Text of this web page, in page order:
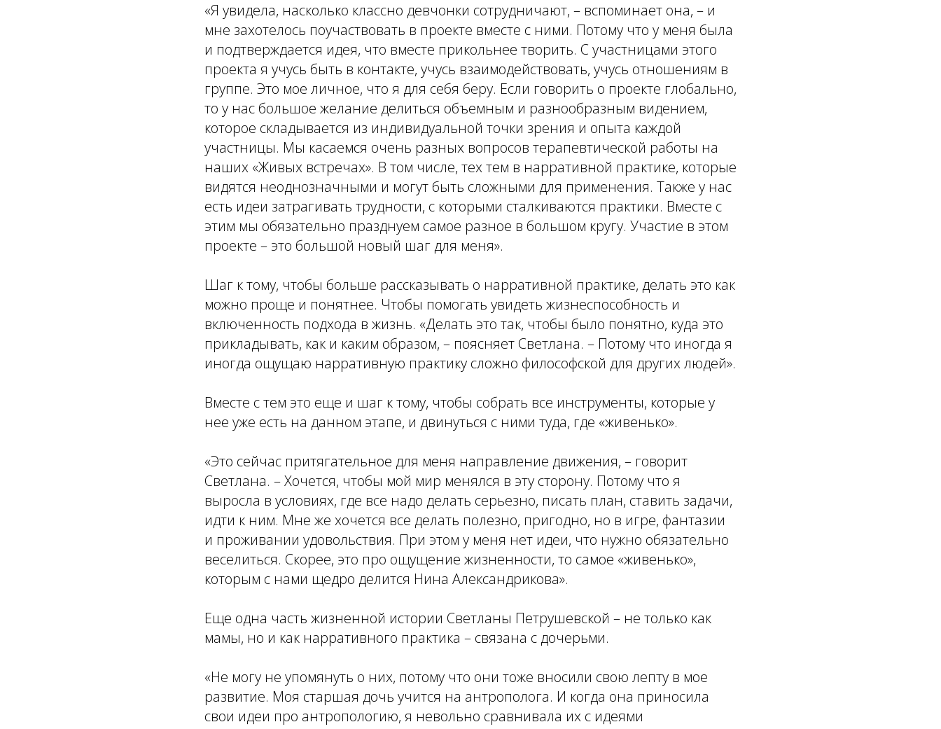
«Я увидела, насколько классно девчонки сотрудничают, – вспоминает она, – и
мне захотелось поучаствовать в проекте вместе с ними. Потому что у меня была
и подтверждается идея, что вместе прикольнее творить. С участницами этого
проекта я учусь быть в контакте, учусь взаимодействовать, учусь отношениям в
группе. Это мое личное, что я для себя беру. Если говорить о проекте глобально,
то у нас большое желание делиться объемным и разнообразным видением,
которое складывается из индивидуальной точки зрения и опыта каждой
участницы. Мы касаемся очень разных вопросов терапевтической работы на
наших «Живых встречах». В том числе, тех тем в нарративной практике, которые
видятся неоднозначными и могут быть сложными для применения. Также у нас
есть идеи затрагивать трудности, с которыми сталкиваются практики. Вместе с
этим мы обязательно празднуем самое разное в большом кругу. Участие в этом
проекте – это большой новый шаг для меня».
Шаг к тому, чтобы больше рассказывать о нарративной практике, делать это как
можно проще и понятнее. Чтобы помогать увидеть жизнеспособность и
включенность подхода в жизнь. «Делать это так, чтобы было понятно, куда это
прикладывать, как и каким образом, – поясняет Светлана. – Потому что иногда я
иногда ощущаю нарративную практику сложно философской для других людей».
Вместе с тем это еще и шаг к тому, чтобы собрать все инструменты, которые у
нее уже есть на данном этапе, и двинуться с ними туда, где «живенько».
«Это сейчас притягательное для меня направление движения, – говорит
Светлана. – Хочется, чтобы мой мир менялся в эту сторону. Потому что я
выросла в условиях, где все надо делать серьезно, писать план, ставить задачи,
идти к ним. Мне же хочется все делать полезно, пригодно, но в игре, фантазии
и проживании удовольствия. При этом у меня нет идеи, что нужно обязательно
веселиться. Скорее, это про ощущение жизненности, то самое «живенько»,
которым с нами щедро делится Нина Александрикова».
Еще одна часть жизненной истории Светланы Петрушевской – не только как
мамы, но и как нарративного практика – связана с дочерьми.
«Не могу не упомянуть о них, потому что они тоже вносили свою лепту в мое
развитие. Моя старшая дочь учится на антрополога. И когда она приносила
свои идеи про антропологию, я невольно сравнивала их с идеями